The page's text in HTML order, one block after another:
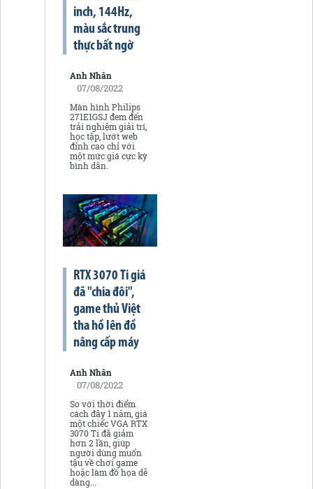
inch, 144Hz,
màu sắc trung
thực bất ngờ
Anh Nhân
07/08/2022
Màn hình Philips
271E1GSJ đem đến
trải nghiệm giải trí,
học tập, lướt web
đỉnh cao chỉ với
một mức giá cực kỳ
bình dân.
RTX 3070 Ti giá
đã "chia đôi",
game thủ Việt
tha hồ lên đồ
nâng cấp máy
Anh Nhân
07/08/2022
So với thời điểm
cách đây 1 năm, giá
một chiếc VGA RTX
3070 Ti đã giảm
hơn 2 lần, giúp
người dùng muốn
tậu về chơi game
hoặc làm đồ họa dễ
dàng...